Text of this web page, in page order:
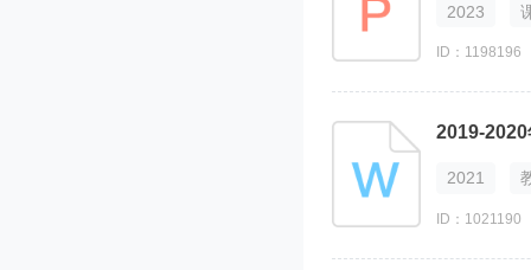
2023
ID：1198196
2019-
2021
ID：1021190